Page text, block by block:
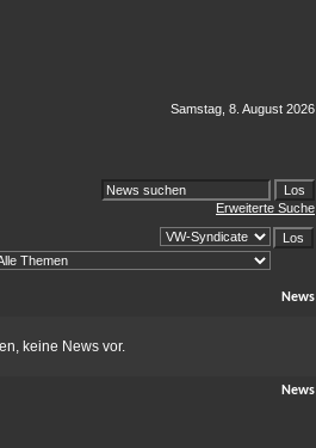
Samstag, 8. August 2026
Erweiterte Suche
News
keine News vor.
News